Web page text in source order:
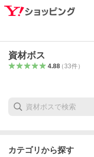
資材ボス
4.88（33件）
カテゴリから探す